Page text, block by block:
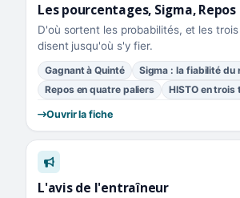
Les pourcentages, Sigma, Repos
D'où sortent les probabilités, et les
disent jusqu'où s'y fier.
Gagnant à Quinté
Sigma : la fiabilité du
Repos en quatre paliers
HISTO en trois
Ouvrir la fiche
L'avis de l'entraîneur